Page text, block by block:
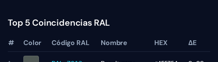
Top 5 Coincidencias RAL
# Color Código RAL Nombre HEX ΔE